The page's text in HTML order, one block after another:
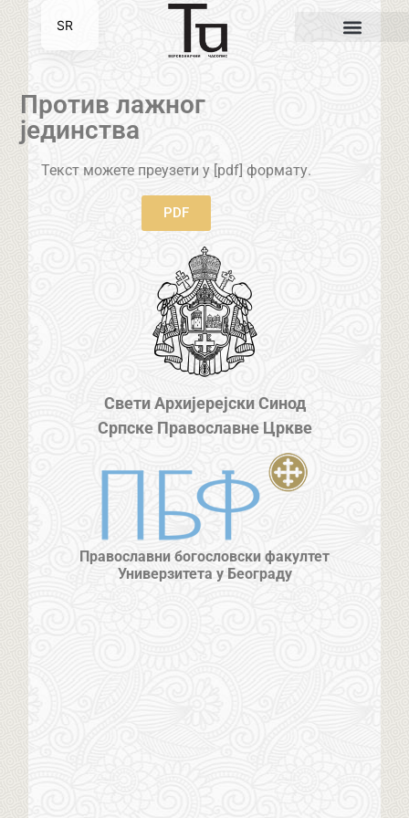
Против лажног
јединства
Текст можете преузети у [pdf] формату.
PDF
Свети Архијерејски Синод
Српске Православне Цркве
Православни богословски факултет
Универзитета у Београду
SR
EN